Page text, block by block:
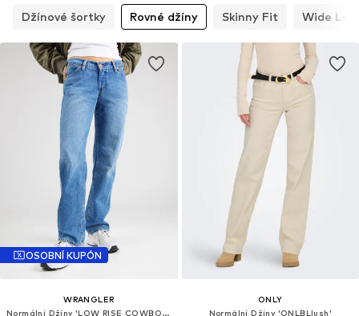
Džínové šortky
Rovné džíny Skinny Fit Wide Leg
OSOBNÍ KUPÓN
WRANGLER
Normální Džíny 'LOW RISE COWBOY JEAN'
ONLY
Normální Džíny 'ONLBLlush'